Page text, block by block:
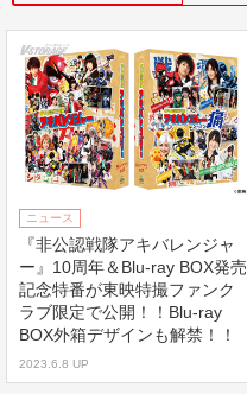
ニュース
『非公認戦隊アキバレンジャ
ー』10周年＆Blu-ray BOX発売
記念特番が東映特撮ファンク
ラブ限定で公開！！Blu-ray
BOX外箱デザインも解禁！！
2023.6.8 UP